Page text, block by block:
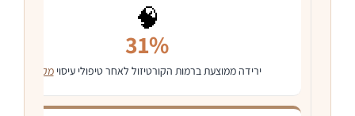
🧠
31%
ירידה ממוצעת ברמות הקורטיזול לאחר טיפולי עיסוימקור